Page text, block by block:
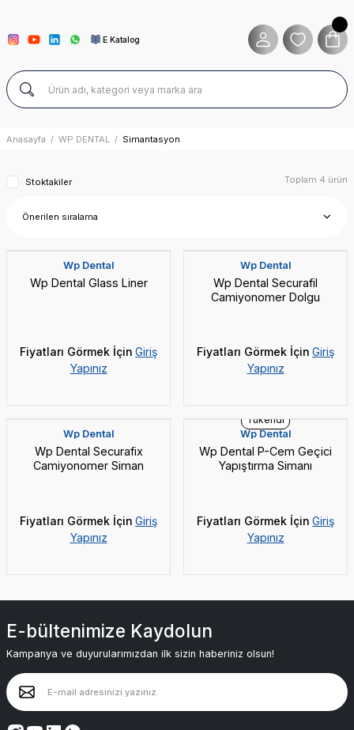
E Katalog
Anasayfa WP DENTAL Simantasyon
Stoktakiler Toplam 4 ürün
Wp Dental
Wp Dental Glass Liner
Fiyatları Görmek İçin Giriş
Yapınız
Wp Dental
Wp Dental Securafil
Camiyonomer Dolgu
Fiyatları Görmek İçin Giriş
Yapınız
Wp Dental
Wp Dental Securafix
Camiyonomer Siman
Fiyatları Görmek İçin Giriş
Yapınız
Tükendi
Wp Dental
Wp Dental P-Cem Geçici
Yapıştırma Simanı
Fiyatları Görmek İçin Giriş
Yapınız
E-bültenimize Kaydolun
Kampanya ve duyurularımızdan ilk sizin haberiniz olsun!